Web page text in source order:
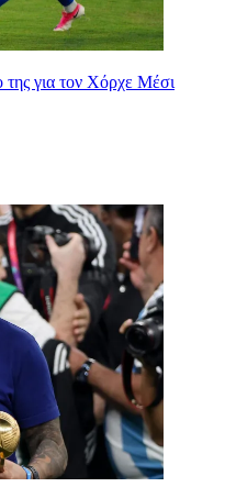
για τον Χόρχε Μέσι